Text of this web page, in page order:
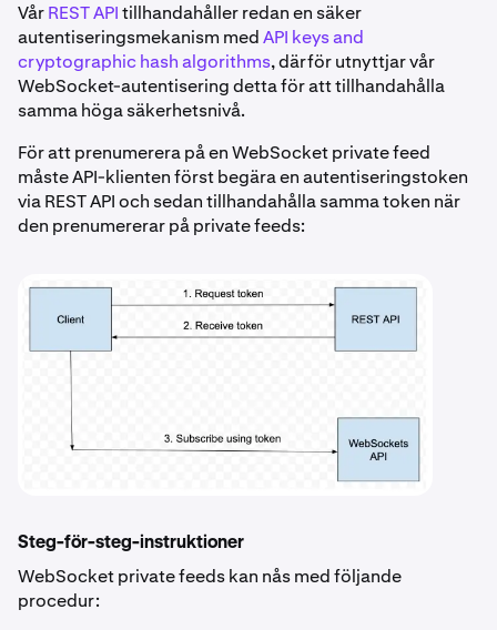
VårREST APItillhandahåller redan en säker
autentiseringsmekanism medAPI keys and
cryptographic hash algorithms, därför utnyttjar vår
WebSocket-autentisering detta för att tillhandahålla
samma höga säkerhetsnivå.
För att prenumerera på en WebSocket private feed
måste API-klienten först begära en autentiseringstoken
via REST API och sedan tillhandahålla samma token när
den prenumererar på private feeds:
Steg-för-steg-instruktioner
WebSocket private feeds kan nås med följande
procedur: